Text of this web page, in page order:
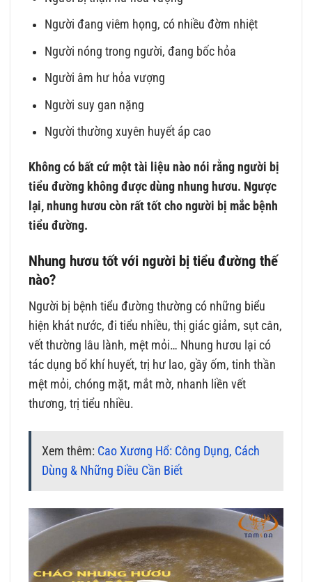
Người đang viêm họng, có nhiều đờm nhiệt
Người nóng trong người, đang bốc hỏa
Người âm hư hỏa vượng
Người suy gan nặng
Người thường xuyên huyết áp cao
Không có bất cứ một tài liệu nào nói rằng người bị
tiểu đường không được dùng nhung hươu. Ngược
lại, nhung hươu còn rất tốt cho người bị mắc bệnh
tiểu đường.
Nhung hươu tốt với người bị tiểu đường thế
nào?
Người bị bệnh tiểu đường thường có những biểu
hiện khát nước, đi tiểu nhiều, thị giác giảm, sụt cân,
vết thường lâu lành, mệt mỏi… Nhung hươu lại có
tác dụng bổ khí huyết, trị hư lao, gầy ốm, tinh thần
mệt mỏi, chóng mặt, mắt mờ, nhanh liền vết
thương, trị tiểu nhiều.
Xem thêm: Cao Xương Hổ: Công Dụng, Cách
Dùng & Những Điều Cần Biết